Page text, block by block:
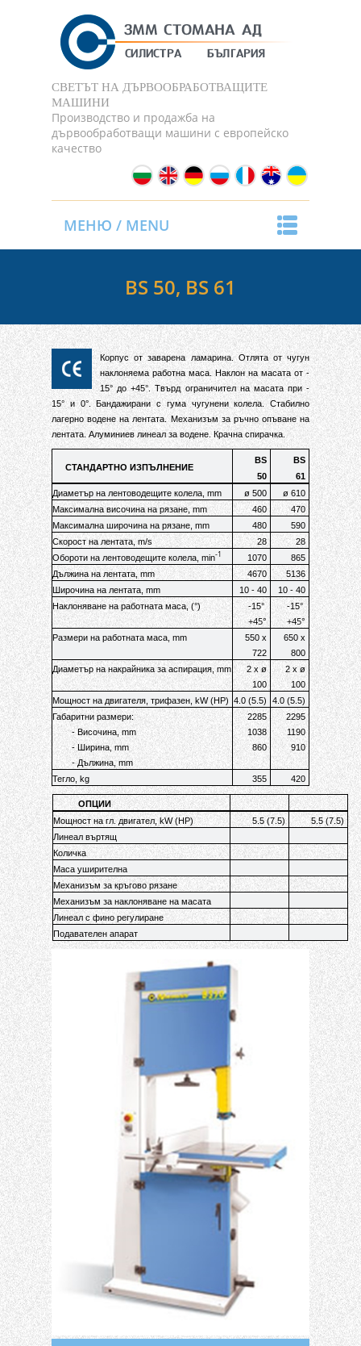
СВЕТЪТ НА ДЪРВООБРАБОТВАЩИТЕ
МАШИНИ
Производство и продажба на
дървообработващи машини с европейско
качество
МЕНЮ / MENU
BS 50, BS 61
Корпус от заварена ламарина. Отлята от чугун
наклоняема работна маса. Наклон на масата от -
15° до +45°. Твърд ограничител на масата при -
15° и 0°. Бандажирани с гума чугунени колела. Стабилно
лагерно водене на лентата. Механизъм за ръчно опъване на
лентата. Алуминиев линеал за водене. Крачна спирачка.
СТАНДАРТНО ИЗПЪЛНЕНИЕ
BS
50
BS
61
Диаметър на лентоводещите колела, mm
ø 500
ø 610
Максимална височина на рязане, mm
460
470
Максимална широчина на рязане, mm
480
590
Скорост на лентата, m/s
28
28
Обороти на лентоводещите колела, min-1 1070
865
Дължина на лентата, mm
4670
5136
Широчина на лентата, mm
10 - 40
10 - 40
Наклоняване на работната маса, (°) -15°
+45°
-15°
+45°
Размери на работната маса, mm
550 x
722
650 x
800
Диаметър на накрайника за аспирация, mm
2 x ø
100
2 x ø
100
Мощност на двигателя, трифазен, kW (HP)
4.0 (5.5)
4.0 (5.5)
Габаритни размери:
- Височина, mm
- Ширина, mm
- Дължина, mm
2285
1038
860
2295
1190
910
Тегло, kg 355 420
ОПЦИИ
Мощност на гл. двигател, kW (HP)
5.5 (7.5)
5.5 (7.5)
Линеал въртящ
Количка
Маса уширителна
Механизъм за кръгово рязане
Механизъм за наклоняване на масата
Линеал с фино регулиране
Подавателен апарат